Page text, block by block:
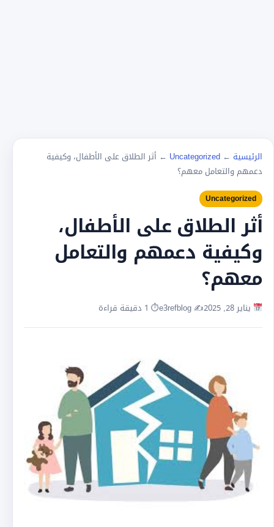
الرئيسية ←
Uncategorized
← أثر الطلاق على الأطفال، وكيفية
دعمهم والتعامل معهم؟
Uncategorized
أثر الطلاق على الأطفال،
وكيفية دعمهم والتعامل
معهم؟
يناير 28, 2025 ✍️ e3refblog ⏱ 1 دقيقة قراءة